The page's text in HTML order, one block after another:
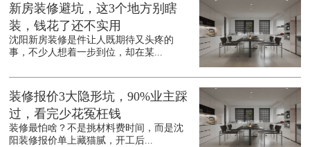
新房装修避坑，这3个地方别瞎
装，钱花了还不实用
沈阳新房装修是件让人既期待又头疼的
事，不少人想着一步到位，却在某...
装修报价3大隐形坑，90%业主踩
过，看完少花冤枉钱
装修最怕啥？不是挑材料费时间，而是沈
阳装修报价单上藏猫腻，开工后...